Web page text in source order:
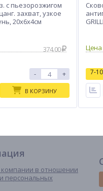
с пьезорозжигом
захват, узкое
20х6х4см
374.00
- +
В КОРЗИНУ
7-
компании в отношении
персональных